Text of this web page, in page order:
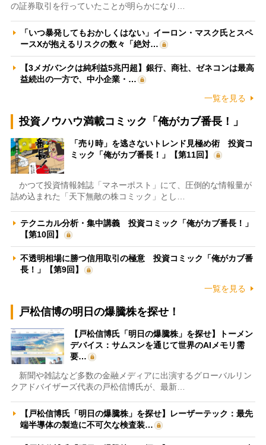
の証券取引を行っていたことが明らかになり…
「いつ暴発してもおかしくはない」イーロン・マスク氏とスペ
ースXが抱えるリスクの数々「絶対…
【3メガバンクは純利益5兆円超】銀行、商社、ゼネコンは最高
益続出の一方で、中小企業・…
一覧を見る
投資ノウハウ満載コミック「俺がカブ番長！」
「売り時」を逃さないトレンド見極め術 投資コ
ミック「俺がカブ番長！」【第11回】
かつて投資情報雑誌「マネーポスト」にて、圧倒的な情報量が
詰め込まれた「天下無敵の株コミック」とし…
テクニカル分析・集中講義 投資コミック「俺がカブ番長！」
【第10回】
不透明相場に勝つ信用取引の極意 投資コミック「俺がカブ番
長！」【第9回】
一覧を見る
戸松信博の明日の爆騰株を探せ！
【戸松信博氏「明日の爆騰株」を探せ】トーメン
デバイス：サムスンを通じて世界のAIメモリ需
要…
新聞や雑誌など多数の金融メディアに出演するグローバルリン
クアドバイザーズ代表の戸松信博氏が、最新…
【戸松信博氏「明日の爆騰株」を探せ】レーザーテック：最先
端半導体の製造に不可欠な検査装…